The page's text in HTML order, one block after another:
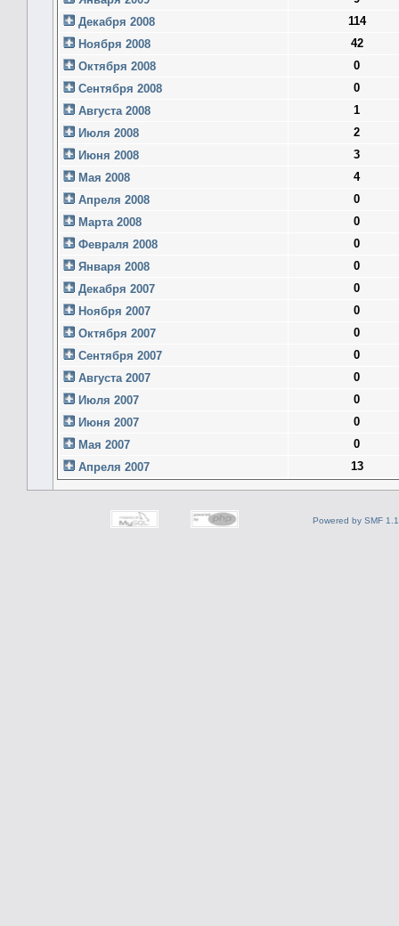
Декабря 2008
114
Ноября 2008
42
Октября 2008
0
Сентября 2008
0
Августа 2008
1
Июля 2008
2
Июня 2008
3
Мая 2008
4
Апреля 2008
0
Марта 2008
0
Февраля 2008
0
Января 2008
0
Декабря 2007
0
Ноября 2007
0
Октября 2007
0
Сентября 2007
0
Августа 2007
0
Июля 2007
0
Июня 2007
0
Мая 2007
0
Апреля 2007
13
Powered by SMF